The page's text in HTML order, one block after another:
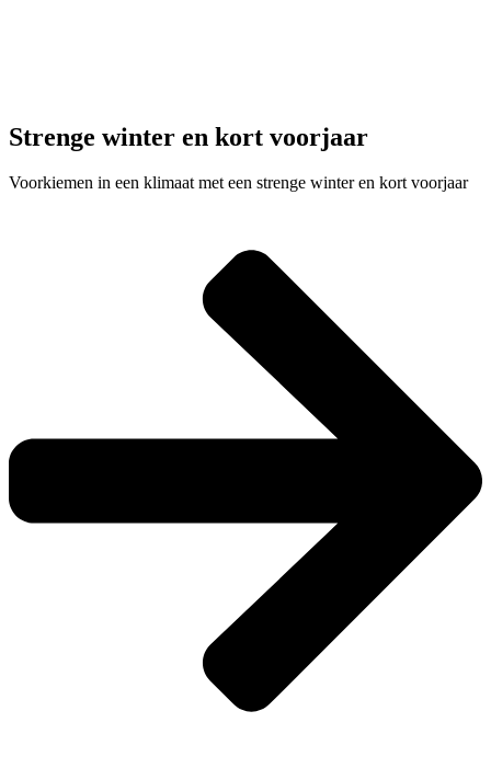
Strenge winter en kort voorjaar
Voorkiemen in een klimaat met een strenge winter en kort voorjaar